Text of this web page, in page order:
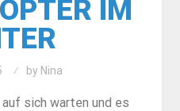
IM
by Nina
sich warten und es